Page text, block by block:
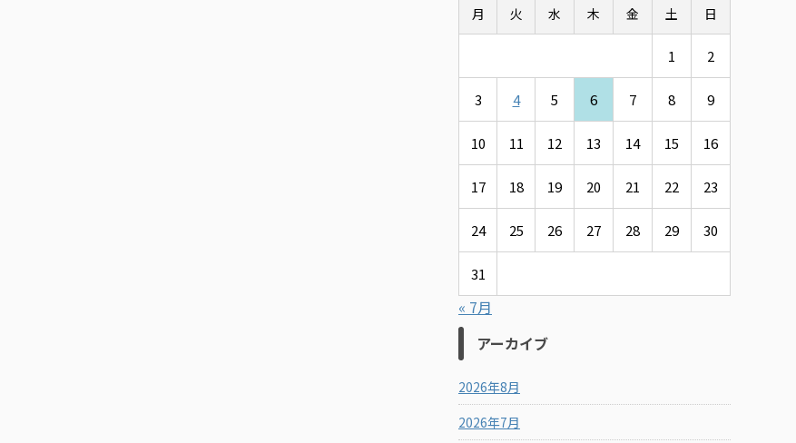
月
火 水 木 金 土 日
1 2
3 4 5 6 7 8 9
10 11 12 13 14 15 16
17 18 19 20 21 22 23
24 25 26 27 28 29 30
31
« 7月
アーカイブ
2026年8月
2026年7月